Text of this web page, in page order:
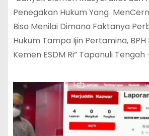
Penegakan Hukum Yang
Bisa Menilai Dimana Faktanya
Hukum Tampa Ijin Pertamina, BPH
Kemen ESDM Ri” Tapanuli Tengah